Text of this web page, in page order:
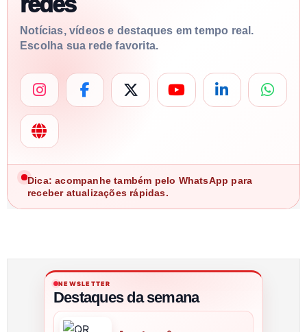
Notícias, vídeos e destaques em tempo real.
Escolha sua rede favorita.
Dica: acompanhe também pelo WhatsApp para
receber atualizações rápidas.
NEWSLETTER
Destaques da semana